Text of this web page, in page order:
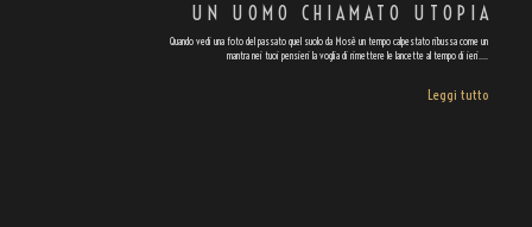
UN UOMO CHIAMATO UTOPIA
Quando vedi una foto del passato quel suolo da Mosè un tempo calpestato ribussa come un
mantra nei tuoi pensieri la voglia di rimettere le lancette al tempo di ieri.…
Leggi tutto